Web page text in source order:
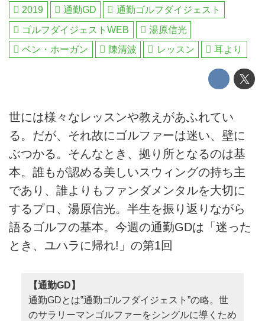
2019 通勤GD
通勤ゴルフダイジェスト
ゴルフダイジェストWEB
湯原信光
ベン・ホーガン
陳清波 レッスン 耳より
世には様々なレッスンや教えがあふれてい
る。だが、それ故にゴルファーは迷い、壁に
ぶつかる。そんなとき、拠り所となるのは基
本。誰もが認める美しいスウィングの持ち主
であり、誰よりもファンダメンタルを大切に
するプロ、湯原信光。半生を振り返りながら
語るゴルフの基本。今週の通勤GDは「迷った
とき、ユハラに帰れ!」の第1回
【通勤GD】
通勤GDとは‟通勤ゴルフダイジェスト”の略。世
のサラリーマンゴルファーをシングルに導くため